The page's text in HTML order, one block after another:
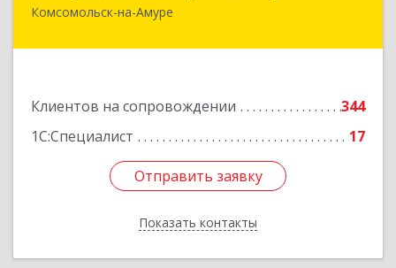
Комсомольск-на-Амуре
Клиентов на сопровождении
344
1С:Специалист
17
Отправить заявку
Показать контакты
681000, Хабаровский край, Комсомольск-на-
Подробнее
Отправить заявку
Назад